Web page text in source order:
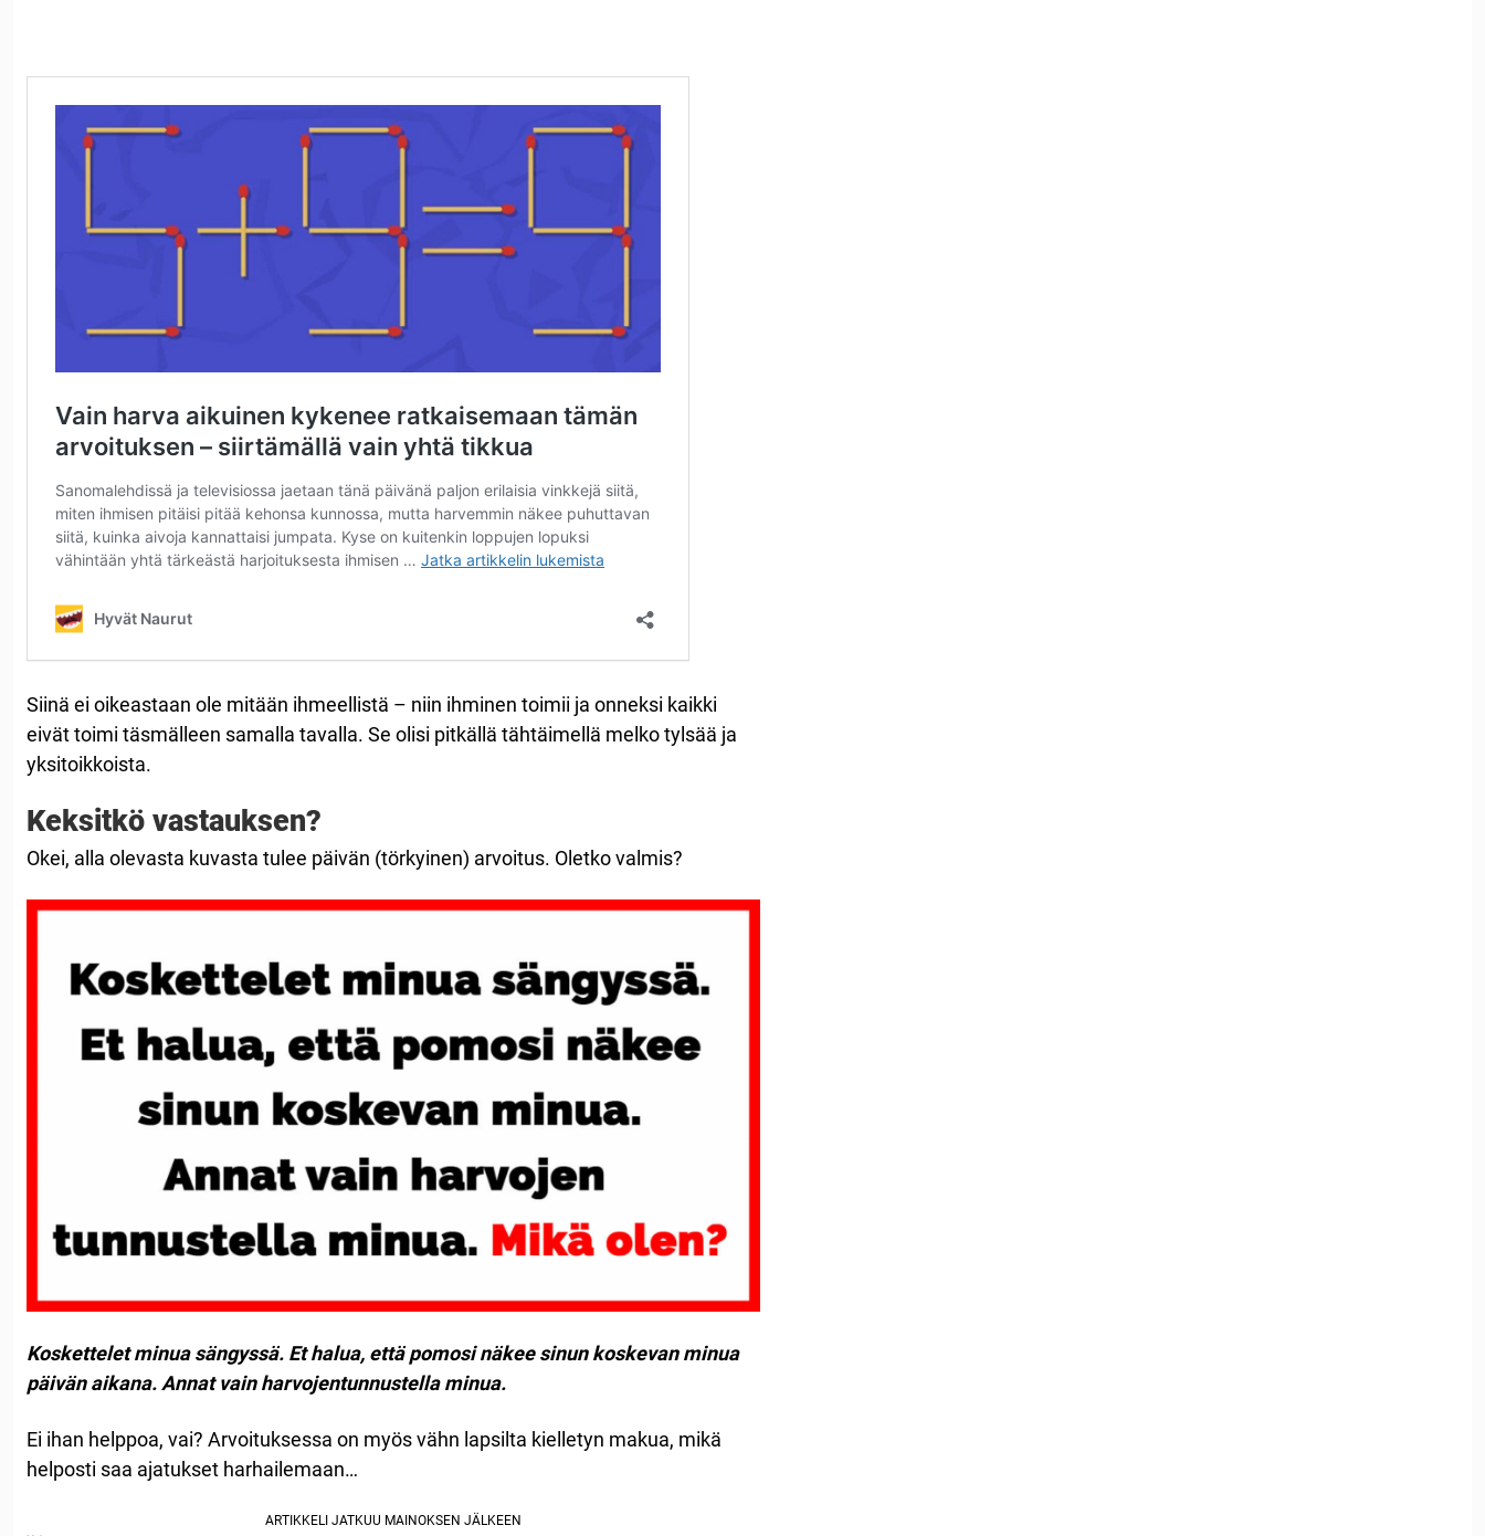
Siinä ei oikeastaan ​​ole mitään ihmeellistä – niin ihminen toimii ja onneksi kaikki
eivät toimi täsmälleen samalla tavalla. Se olisi pitkällä tähtäimellä melko tylsää ja
yksitoikkoista.
Keksitkö vastauksen?
Okei, alla olevasta kuvasta tulee päivän (törkyinen) arvoitus. Oletko valmis?
Koskettelet minua sängyssä. Et halua, että pomosi näkee sinun koskevan minua
päivän aikana. Annat vain harvojentunnustella minua.
Ei ihan helppoa, vai? Arvoituksessa on myös vähn lapsilta kielletyn makua, mikä
helposti saa ajatukset harhailemaan…